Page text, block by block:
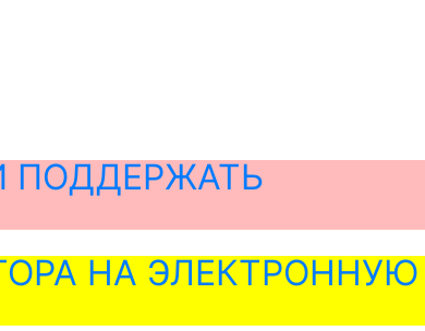
ПОДДЕРЖАТЬ
НА ЭЛЕКТРОННУЮ